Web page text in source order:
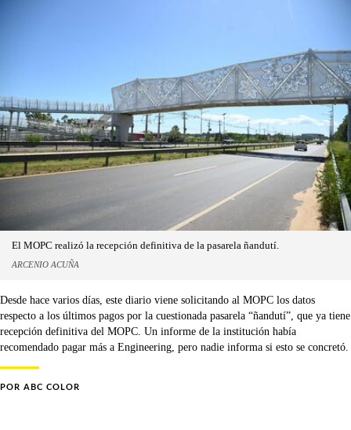
El MOPC realizó la recepción definitiva de la pasarela ñandutí.
ARCENIO ACUÑA
Desde hace varios días, este diario viene solicitando al MOPC los datos
respecto a los últimos pagos por la cuestionada pasarela “ñandutí”, que ya tiene
recepción definitiva del MOPC. Un informe de la institución había
recomendado pagar más a Engineering, pero nadie informa si esto se concretó.
POR ABC COLOR